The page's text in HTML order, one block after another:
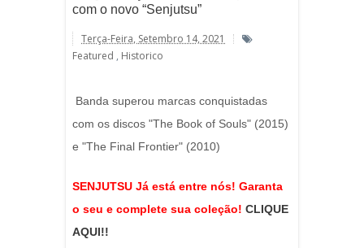
com o novo “Senjutsu”
Terça-Feira, Setembro 14, 2021
Featured , Historico
Banda superou marcas conquistadas
com os discos "The Book of Souls" (2015)
e "The Final Frontier" (2010)
SENJUTSU Já está entre nós! Garanta
o seu e complete sua coleção! CLIQUE
AQUI!!